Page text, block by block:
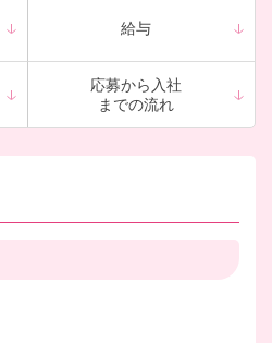
給与
応募から 入社
までの流れ